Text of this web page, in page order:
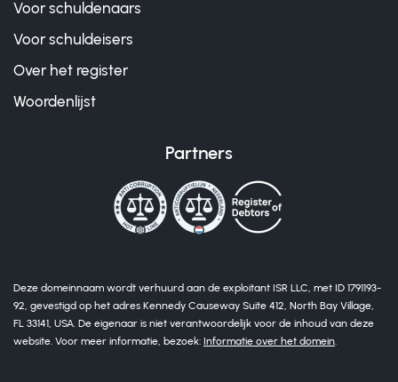
Voor schuldenaars
Voor schuldeisers
Over het register
Woordenlijst
Partners
Deze domeinnaam wordt verhuurd aan de exploitant ISR LLC, met ID 1791193-
92, gevestigd op het adres Kennedy Causeway Suite 412, North Bay Village,
FL 33141, USA. De eigenaar is niet verantwoordelijk voor de inhoud van deze
website. Voor meer informatie, bezoek: Informatie over het domein.